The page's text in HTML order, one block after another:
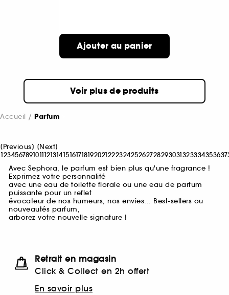
Ajouter au panier
Voir plus de produits
Accueil Parfum
[Previous] [Next]
12345678910111213141516171819202122232425262728293031323334353637
Avec Sephora, le parfum est bien plus qu'une fragrance !
Exprimez votre personnalité
avec une eau de toilette florale ou une eau de parfum
puissante pour un reflet
évocateur de nos humeurs, nos envies... Best-sellers ou
nouveautés parfum,
arborez votre nouvelle signature !
Retrait en magasin
Click & Collect en 2h offert
En savoir plus